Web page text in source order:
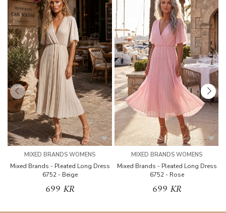
MIXED BRANDS WOMENS
Mixed Brands - Pleated Long Dress
6752 - Beige
699 KR
MIXED BRANDS WOMENS
Mixed Brands - Pleated Long Dress
6752 - Rose
699 KR